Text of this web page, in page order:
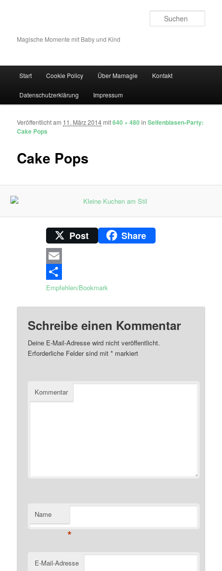
Magische Momente mit Baby und Kind
Zum Inhalt wechseln
Zum sekundären Inhalt wechseln
Start Cookie Policy Über Mamagie Kontakt
Datenschutzerklärung Impressum
Bilder-Navigation
Cake Pops
Veröffentlicht am 11. März 2014mit640 × 480inSeifenblasen-Party:
Cake Pops
Post Share
Email
Empfehlen/Bookmark
Schreibe einen Kommentar
Deine E-Mail-Adresse wird nicht veröffentlicht.
Erforderliche Felder sind mit* markiert
Kommentar
Name
*
E-Mail-Adresse